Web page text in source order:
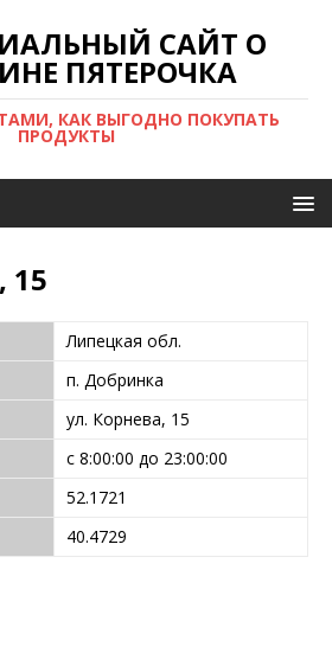
САЙТ О
ПЯТЕРОЧКА
КАК ВЫГОДНО ПОКУПАТЬ
ПРОДУКТЫ
15
Липецкая обл.
п. Добринка
ул. Корнева, 15
с 8:00:00 до 23:00:00
52.1721
40.4729